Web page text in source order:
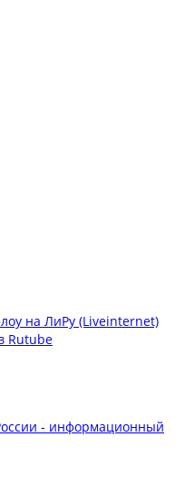
на ЛиРу (Liveinternet)
Rutube